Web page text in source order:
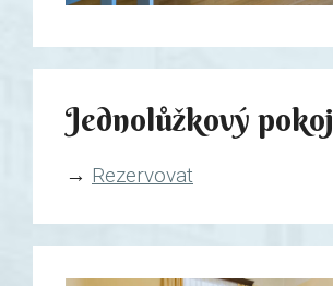
Jednolůžkový pokoj
→ Rezervovat